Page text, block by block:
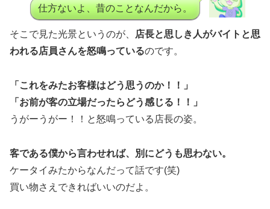
仕方ないよ、昔のことなんだから。
そこで見た光景というのが、
店長と思しき人がバイトと思
われる店員さんを怒鳴っているのです。
「これをみたお客様はどう思うのか！！」
「お前が客の立場だったらどう感じる！！」
うがーうがー！！と怒鳴っている店長の姿。
客である僕から言わせれば、別にどうも思わない。
ケータイみたからなんだって話です(笑)
買い物さえできればいいのだよ。